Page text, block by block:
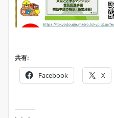
共有:
Facebook X